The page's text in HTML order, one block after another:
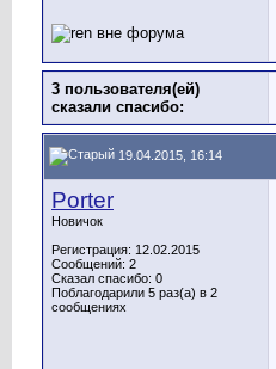
3 пользователя(ей)
сказали cпасибо:
19.04.2015, 16:14
Porter
Новичок
Регистрация: 12.02.2015
Сообщений: 2
Сказал спасибо: 0
Поблагодарили 5 раз(а) в 2
сообщениях